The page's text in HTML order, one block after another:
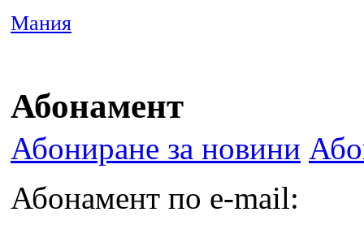
Мания
Абонамент
Абониране за новини
Абонамент по e-mail: